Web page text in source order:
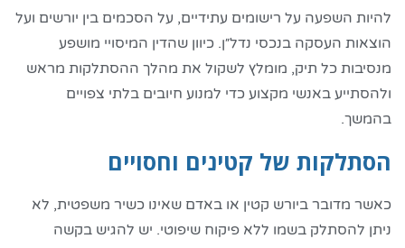
להיות השפעה על רישומים עתידיים, על הסכמים בין יורשים ועל
הוצאות העסקה בנכסי נדל״ן. כיוון שהדין המיסויי מושפע
מנסיבות כל תיק, מומלץ לשקול את מהלך ההסתלקות מראש
ולהסתייע באנשי מקצוע כדי למנוע חיובים בלתי צפויים
בהמשך.
הסתלקות של קטינים וחסויים
כאשר מדובר ביורש קטין או באדם שאינו כשיר משפטית, לא
ניתן להסתלק בשמו ללא פיקוח שיפוטי. יש להגיש בקשה